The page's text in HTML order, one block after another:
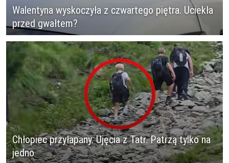
Walentyna wyskoczyła z czwartego piętra. Uciekła
przed gwałtem?
Chłopiec przyłapany. Ujęcia z Tatr. Patrzą tylko na
jedno